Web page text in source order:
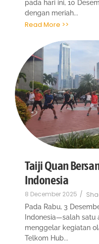
pada hari ini, 10
dengan meriah...
Read More >>
Taiji Quan
Indonesia
8 December 2025 /
Pada Rabu, 3
Indonesia—salah
menggelar kegiatan
Telkom Hub...